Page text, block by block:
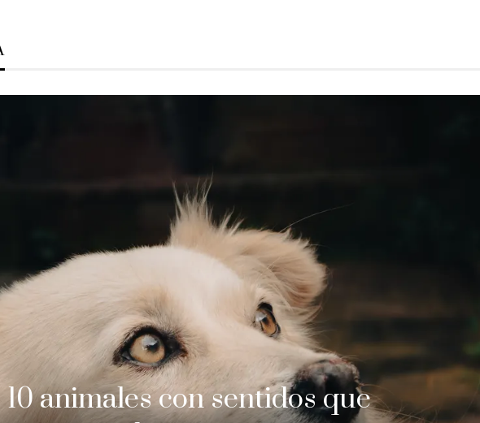
animales con sentidos que
El impacto de 15 ecuaciones en la
evolución del conocimiento y la
Hace 6 días
Los inventos accidentales más
influyentes en la alimentación y la
comunicación
Hace 1 semana